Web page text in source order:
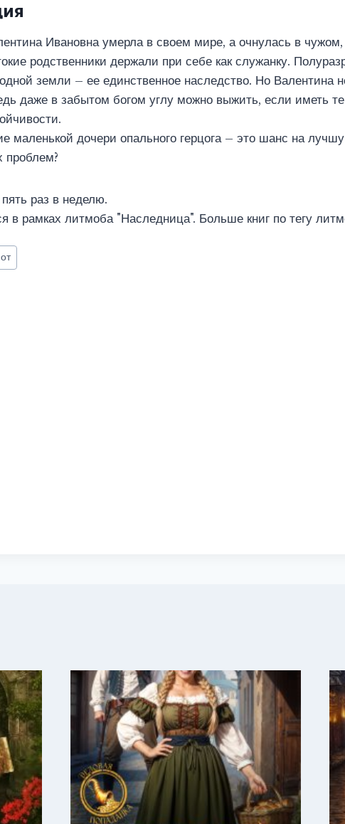
Ивановна умерла в своем мире, а очнулась в чужом,
родственники держали при себе как служанку.
земли – ее единственное наследство. Но Валентина
даже в забытом богом углу можно выжить, если иметь
маленькой дочери опального герцога – это шанс на
проблем?
раз в неделю.
в рамках литмоба "Наследница". Больше книг по тегу